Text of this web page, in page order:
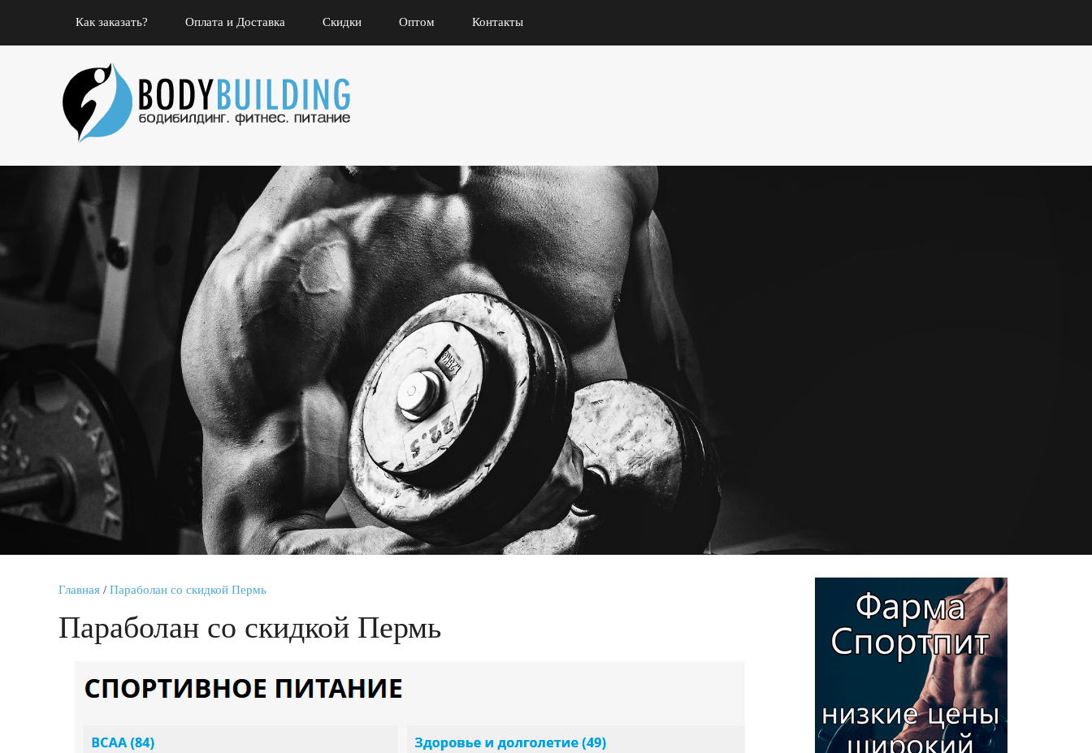
Как заказать? Оплата и Доставка Скидки Оптом Контакты
Главная / Параболан со скидкой Пермь
Параболан со скидкой Пермь